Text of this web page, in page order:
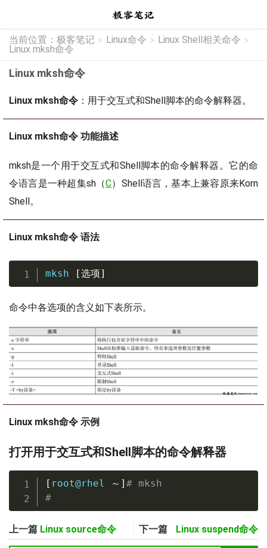
当前位置： 极客笔记 > Linux命令 > Linux Shell相关命令 >
Linux mksh命令
Linux mksh命令
Linux mksh命令 ：用于交互式和Shell脚本的命令解释器。
Linux mksh命令 功能描述
mksh是一个用于交互式和Shell脚本的命令解释器。它的命
令语言是一种超集sh（C）Shell语言，基本上兼容原来Korn
Shell。
Linux mksh命令 语法
mksh [选项]
命令中各选项的含义如下表所示。
Linux mksh命令 示例
打开用于交互式和Shell脚本的命令解释器
[ root@rhel ～ ] # mksh
#
上一篇 Linux source命令 下一篇 Linux suspend命令